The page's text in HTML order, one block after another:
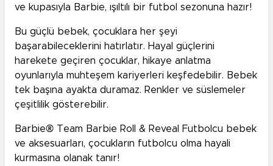
ve kupasıyla Barbie, ışıltılı bir futbol sezonuna hazır!
Bu güçlü bebek, çocuklara her şeyi
başarabileceklerini hatırlatır. Hayal güçlerini
harekete geçiren çocuklar, hikaye anlatma
oyunlarıyla muhteşem kariyerleri keşfedebilir. Bebek
tek başına ayakta duramaz. Renkler ve süslemeler
çeşitlilik gösterebilir.
Barbie® Team Barbie Roll & Reveal Futbolcu bebek
ve aksesuarları, çocukların futbolcu olma hayali
kurmasına olanak tanır!